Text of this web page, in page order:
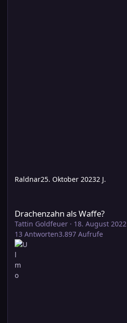
Raldnar25. Oktober 20232 J.
Drachenzahn als Waffe?
Tattin Goldfeuer · 18. August 2022
13 Antworten3.897 Aufrufe